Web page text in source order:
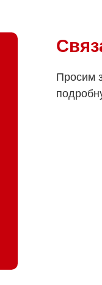
Просим